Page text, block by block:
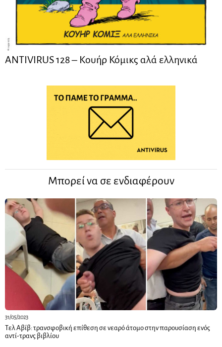
ANTIVIRUS 128 – Kουήρ Κόμικς αλά ελληνικά
Μπορεί να σε ενδιαφέρουν
31/05/2023
Τελ Αβίβ: τρανσφοβική επίθεση σε νεαρό άτομο στην παρουσίαση ενός
αντί-τρανς βιβλίου